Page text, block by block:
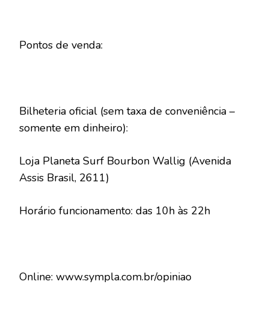
Pontos de venda:
Bilheteria oficial (sem taxa de conveniência –
somente em dinheiro):
Loja Planeta Surf Bourbon Wallig (Avenida
Assis Brasil, 2611)
Horário funcionamento: das 10h às 22h
Online: www.sympla.com.br/opiniao